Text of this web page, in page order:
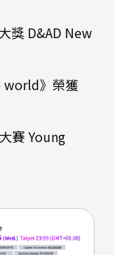
獎 D&AD New
world》榮獲
賽 Young